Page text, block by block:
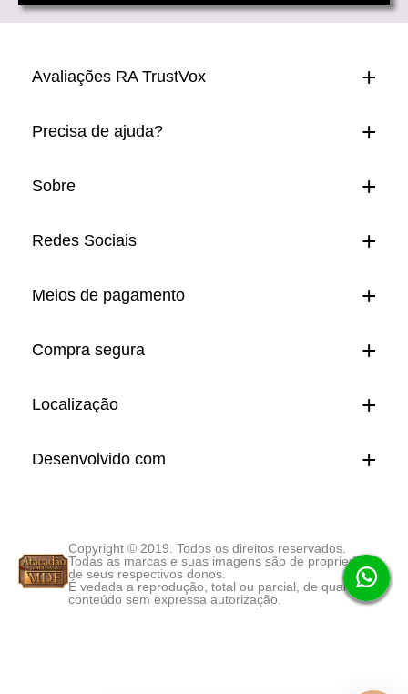
Avaliações RA TrustVox
Precisa de ajuda?
Sobre
Redes Sociais
Meios de pagamento
Compra segura
Localização
Desenvolvido com
Copyright © 2019. Todos os direitos reservados.
Todas as marcas e suas imagens são de propriedade
de seus respectivos donos.
É vedada a reprodução, total ou parcial, de qualquer
conteúdo sem expressa autorização.